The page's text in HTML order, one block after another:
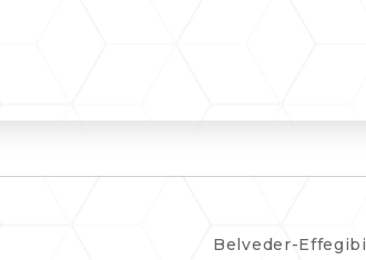
Belveder-Effegibi